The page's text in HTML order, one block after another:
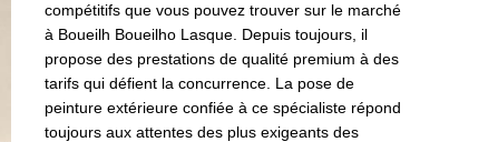
compétitifs que vous pouvez trouver sur le marché
à Boueilh Boueilho Lasque. Depuis toujours, il
propose des prestations de qualité premium à des
tarifs qui défient la concurrence. La pose de
peinture extérieure confiée à ce spécialiste répond
toujours aux attentes des plus exigeants des